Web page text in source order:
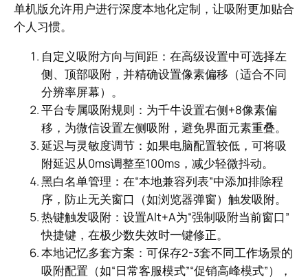
单机版允许用户进行深度本地化定制，让吸附更加贴合
个人习惯。
自定义吸附方向与间距：在高级设置中可选择左
侧、顶部吸附，并精确设置像素偏移（适合不同
分辨率屏幕）。
平台专属吸附规则：为千牛设置右侧+8像素偏
移，为微信设置左侧吸附，避免界面元素重叠。
延迟与灵敏度调节：如果电脑配置较低，可将吸
附延迟从0ms调整至100ms，减少轻微抖动。
黑白名单管理：在“本地兼容列表”中添加排除程
序，防止无关窗口（如浏览器弹窗）触发吸附。
热键触发吸附：设置Alt+A为“强制吸附当前窗口”
快捷键，在极少数失效时一键修正。
本地记忆多套方案：可保存2-3套不同工作场景的
吸附配置（如“日常客服模式”“促销高峰模式”），